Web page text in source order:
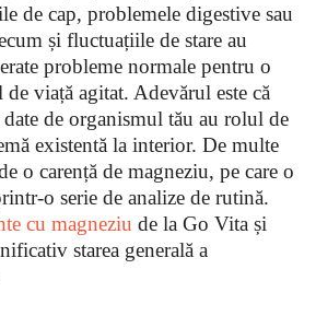
de cap, problemele digestive sau
și fluctuațiile de stare au
probleme normale pentru o
viață agitat. Adevărul este că
date de organismul tău au rolul de
existentă la interior. De multe
o carență de magneziu, pe care o
o serie de analize de rutină.
cu magneziu de la Go Vita și
starea generală a